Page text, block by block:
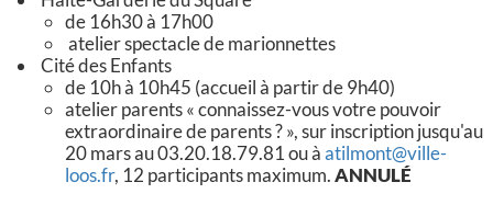
de 16h30 à 17h00
atelier spectacle de marionnettes
Cité des Enfants
de 10h à 10h45 (accueil à partir de 9h40)
atelier parents « connaissez-vous votre pouvoir
extraordinaire de parents ? », sur inscription jusqu'au
20 mars au 03.20.18.79.81 ou àatilmont@ville-
loos.fr, 12 participants maximum.ANNULÉ